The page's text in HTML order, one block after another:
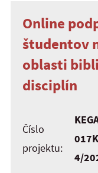
Online
študentov
oblasti
disciplín
Číslo
projektu:
4/